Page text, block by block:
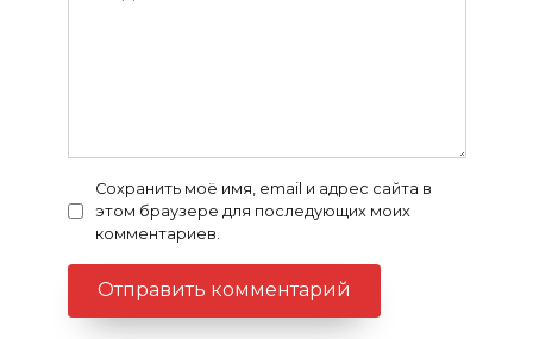
Сохранить моё имя, email и адрес сайта в
этом браузере для последующих моих
комментариев.